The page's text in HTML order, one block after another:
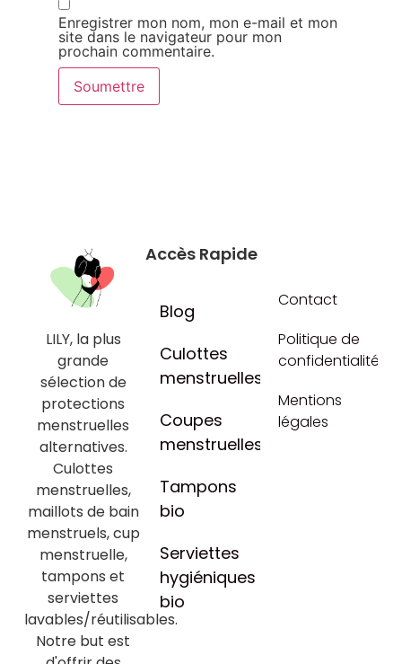
Enregistrer mon nom, mon e-mail et mon
site dans le navigateur pour mon
prochain commentaire.
LILY, la plus
grande
sélection de
protections
menstruelles
alternatives.
Culottes
menstruelles,
maillots de bain
menstruels, cup
menstruelle,
tampons et
serviettes
lavables/réutilisables.
Notre but est
Accès Rapide
Blog
Culottes
menstruelles
Coupes
menstruelles
Tampons
bio
Serviettes
hygiéniques
bio
Contact
Politique de
confidentialité
Mentions
légales